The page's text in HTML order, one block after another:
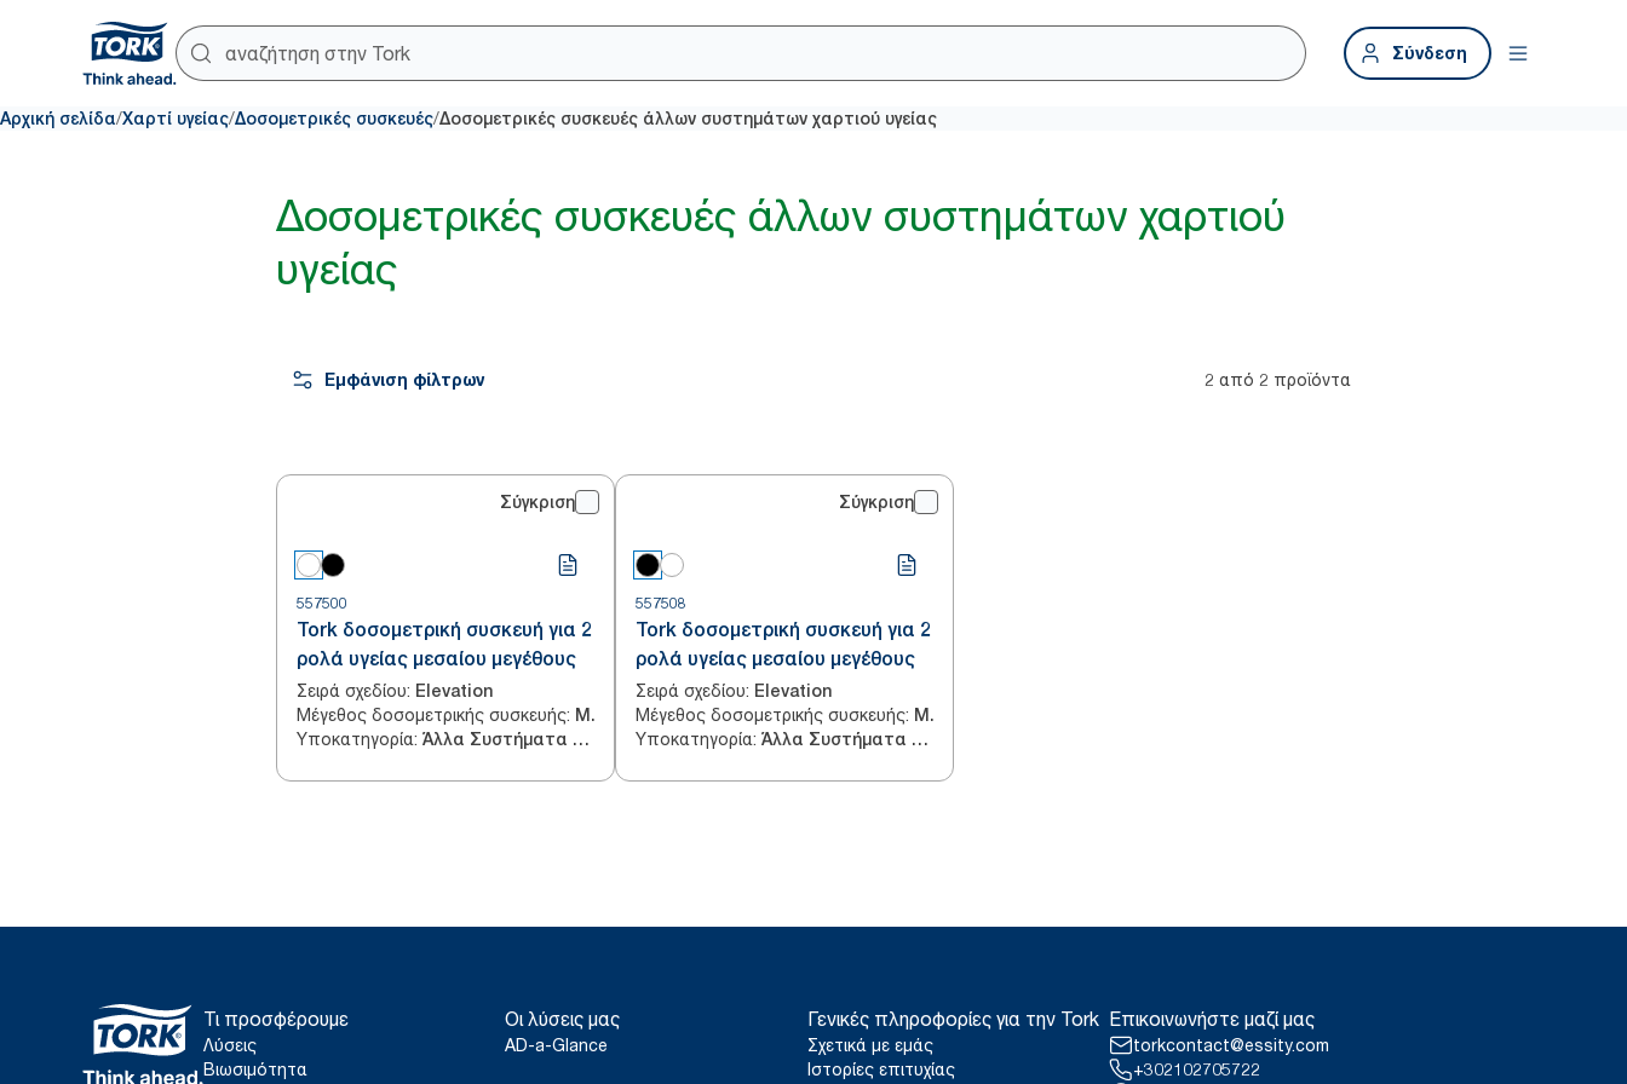
Σύνδεση
Αρχική σελίδα/Χαρτί υγείας/Δοσομετρικές συσκευές/Δοσομετρικές συσκευές άλλων συστημάτων χαρτιού υγείας
Δοσομετρικές συσκευές άλλων συστημάτων χαρτιού
υγείας
Εμφάνιση φίλτρων 2 από 2 προϊόντα
Σύγκριση
557500
Tork δοσομετρική συσκευή για 2
ρολά υγείας μεσαίου μεγέθους
Σειρά σχεδίου: Elevation
Μέγεθος δοσομετρικής συσκευής: Μεγάλη χωρητικότητα
Υποκατηγορία: Άλλα Συστήματα Χαρτιού Υγείας
Σύγκριση
557508
Tork δοσομετρική συσκευή για 2
ρολά υγείας μεσαίου μεγέθους
Σειρά σχεδίου: Elevation
Μέγεθος δοσομετρικής συσκευής: Μεγάλη χωρητικότητα
Υποκατηγορία: Άλλα Συστήματα Χαρτιού Υγείας
Τι προσφέρουμε
Λύσεις
Βιωσιμότητα
Οι λύσεις μας
AD-a-Glance
Γενικές πληροφορίες για την Tork
Σχετικά με εμάς
Ιστορίες επιτυχίας
Επικοινωνήστε μαζί μας
torkcontact@essity.com
+302102705722